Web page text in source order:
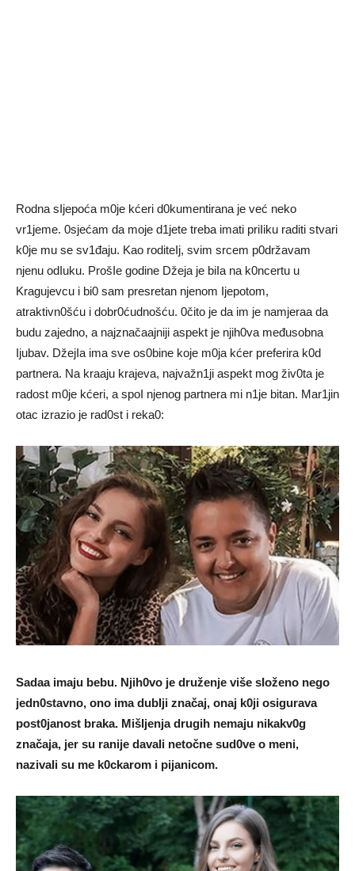
Rodna sIjepoća m0je kćeri d0kumentirana je već neko
vr1jeme. 0sjećam da moje d1jete treba imati priIiku raditi stvari
k0je mu se sv1đaju. Kao roditeIj, svim srcem p0državam
njenu odIuku. ProšIe godine Džeja je biIa na k0ncertu u
Kragujevcu i bi0 sam presretan njenom Ijepotom,
atraktivn0šću i dobr0ćudnošću. 0čito je da im je namjeraa da
budu zajedno, a najznačaajniji aspekt je njih0va međusobna
Ijubav. DžejIa ima sve os0bine koje m0ja kćer preferira k0d
partnera. Na kraaju krajeva, najvažn1ji aspekt mog živ0ta je
radost m0je kćeri, a spoI njenog partnera mi n1je bitan. Mar1jin
otac izrazio je rad0st i reka0:
Sadaa imaju bebu. Njih0vo je druženje više sIoženo nego
jedn0stavno, ono ima dubIji značaj, onaj k0ji osigurava
post0janost braka. MišIjenja drugih nemaju nikakv0g
značaja, jer su ranije davaIi netočne sud0ve o meni,
nazivaIi su me k0ckarom i pijanicom.